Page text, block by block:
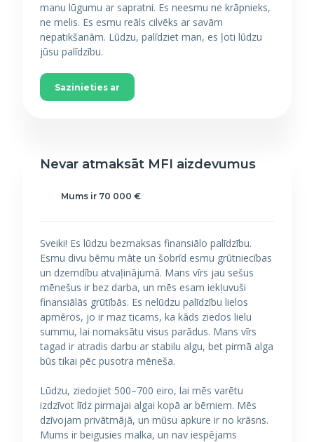
manu lūgumu ar sapratni. Es neesmu ne krāpnieks,
ne melis. Es esmu reāls cilvēks ar savām
nepatikšanām. Lūdzu, palīdziet man, es ļoti lūdzu
jūsu palīdzību.
Sazinieties ar
Nevar atmaksāt MFI aizdevumus
Mums ir 70 000 €
Sveiki! Es lūdzu bezmaksas finansiālo palīdzību.
Esmu divu bērnu māte un šobrīd esmu grūtniecības
un dzemdību atvaļinājumā. Mans vīrs jau sešus
mēnešus ir bez darba, un mēs esam iekļuvuši
finansiālās grūtībās. Es nelūdzu palīdzību lielos
apmēros, jo ir maz ticams, ka kāds ziedos lielu
summu, lai nomaksātu visus parādus. Mans vīrs
tagad ir atradis darbu ar stabilu algu, bet pirmā alga
būs tikai pēc pusotra mēneša.
Lūdzu, ziedojiet 500–700 eiro, lai mēs varētu
izdzīvot līdz pirmajai algai kopā ar bērniem. Mēs
dzīvojam privātmājā, un mūsu apkure ir no krāsns.
Mums ir beigusies malka, un nav iespējams